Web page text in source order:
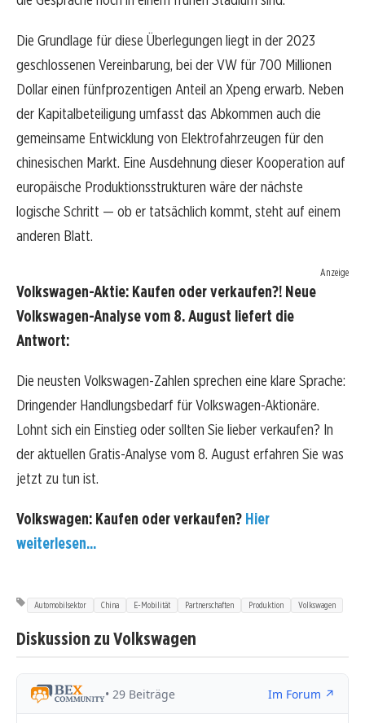
Die Grundlage für diese Überlegungen liegt in der 2023
geschlossenen Vereinbarung, bei der VW für 700 Millionen
Dollar einen fünfprozentigen Anteil an Xpeng erwarb. Neben
der Kapitalbeteiligung umfasst das Abkommen auch die
gemeinsame Entwicklung von Elektrofahrzeugen für den
chinesischen Markt. Eine Ausdehnung dieser Kooperation auf
europäische Produktionsstrukturen wäre der nächste
logische Schritt — ob er tatsächlich kommt, steht auf einem
anderen Blatt.
Anzeige
Volkswagen-Aktie: Kaufen oder verkaufen?! Neue
Volkswagen-Analyse vom 8. August liefert die
Antwort:
Die neusten Volkswagen-Zahlen sprechen eine klare Sprache:
Dringender Handlungsbedarf für Volkswagen-Aktionäre.
Lohnt sich ein Einstieg oder sollten Sie lieber verkaufen? In
der aktuellen Gratis-Analyse vom 8. August erfahren Sie was
jetzt zu tun ist.
Volkswagen: Kaufen oder verkaufen? Hier
weiterlesen...
Automobilsektor China E-Mobilität Partnerschaften Produktion Volkswagen
Diskussion zu Volkswagen